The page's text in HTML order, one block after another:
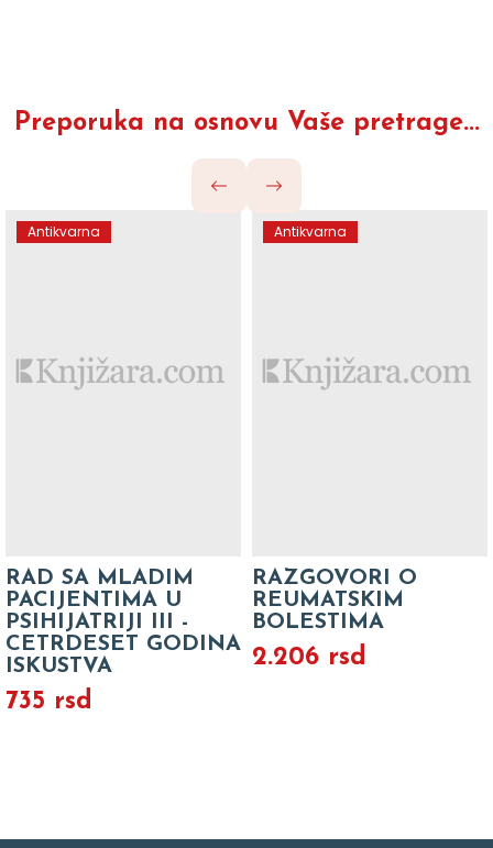
Preporuka na osnovu Vaše pretrage...
Antikvarna
RAD SA MLADIM
PACIJENTIMA U
PSIHIJATRIJI III -
CETRDESET GODINA
ISKUSTVA
735 rsd
Antikvarna
RAZGOVORI O
REUMATSKIM
BOLESTIMA
2.206 rsd